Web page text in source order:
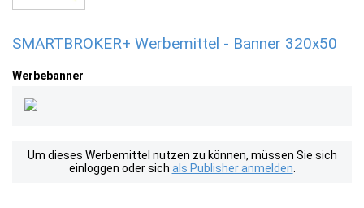
SMARTBROKER+ Werbemittel - Banner 320x50
Werbebanner
Um dieses Werbemittel nutzen zu können, müssen Sie sich
einloggen oder sich als Publisher anmelden